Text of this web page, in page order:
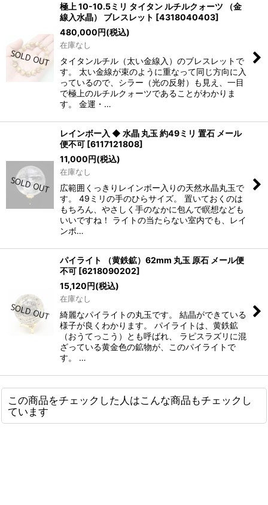
極上 10-10.5ミリ タイタン ルチルクォーツ （金
線入水晶） ブレスレット [4318040403]
480,000円(税込)
在庫なし
タイタンルチル（太い金線入）のブレスレットで
す。 太い金線が束のように重なって同じ方向に入
っているので、シラー（光の反射）も見え、一目
で極上のルチルクォーツであることがわかりま
す。 金運・…
レインボー入 ◆ 水晶 丸玉 約49ミリ 置石 メール
便不可 [6117121808]
11,000円(税込)
在庫なし
広範囲くっきりレインボー入りの天然水晶丸玉で
す。 49ミリの手のひらサイズ。 置いておくのは
もちろん、やさしく手のなかに包んで瞑想なども
いいですね！ ライトの当たらない室内でも、レイ
ンボ…
パイライト （黄鉄鉱）62mm 丸玉 原石 メール便
不可 [6218090202]
15,120円(税込)
在庫なし
綺麗なパイライトの丸玉です。 結晶ができている
様子が良くわかります。 パイライトは、黄鉄鉱
（おうてっこう）とも呼ばれ、 ラピスラズリに混
ざっている黄金色の鉱物が、このパイライトで
す。 …
この商品をチェックした人はこんな商品もチェックし
ています